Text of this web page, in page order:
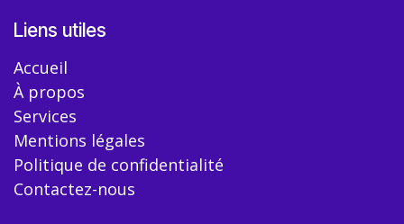
Liens utiles
Accueil
À propos
Services
Mentions légales
Politique de confidentialité
Contactez-nous